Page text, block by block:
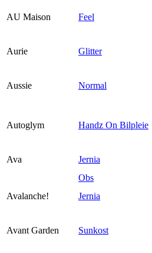
AU Maison Feel
Aurie Glitter
Aussie Normal
Autoglym Handz On Bilpleie
Ava
Jernia
Obs
Avalanche!
Jernia
Avant Garden Sunkost